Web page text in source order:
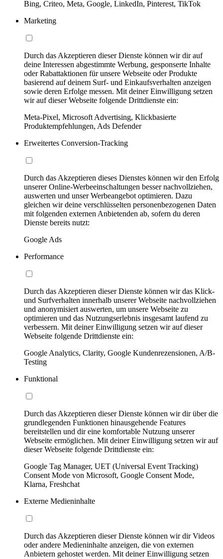
Bing, Criteo, Meta, Google, LinkedIn, Pinterest, TikTok
Marketing
Durch das Akzeptieren dieser Dienste können wir dir auf
deine Interessen abgestimmte Werbung, gesponserte Inhalte
oder Rabattaktionen für unsere Webseite oder Produkte
basierend auf deinem Surf- und Einkaufsverhalten anzeigen
sowie deren Erfolge messen. Mit deiner Einwilligung setzen
wir auf dieser Webseite folgende Drittdienste ein:
Meta-Pixel, Microsoft Advertising, Klickbasierte
Produktempfehlungen, Ads Defender
Erweitertes Conversion-Tracking
Durch das Akzeptieren dieses Dienstes können wir den Erfolg
unserer Online-Werbeeinschaltungen besser nachvollziehen,
auswerten und unser Werbeangebot optimieren. Dazu
gleichen wir deine verschlüsselten personenbezogenen Daten
mit folgenden externen Anbietenden ab, sofern du deren
Dienste bereits nutzt:
Google Ads
Performance
Durch das Akzeptieren dieser Dienste können wir das Klick-
und Surfverhalten innerhalb unserer Webseite nachvollziehen
und anonymisiert auswerten, um unsere Webseite zu
optimieren und das Nutzungserlebnis insgesamt laufend zu
verbessern. Mit deiner Einwilligung setzen wir auf dieser
Webseite folgende Drittdienste ein:
Google Analytics, Clarity, Google Kundenrezensionen, A/B-
Testing
Funktional
Durch das Akzeptieren dieser Dienste können wir dir über die
grundlegenden Funktionen hinausgehende Features
bereitstellen und dir eine komfortable Nutzung unserer
Webseite ermöglichen. Mit deiner Einwilligung setzen wir auf
dieser Webseite folgende Drittdienste ein:
Google Tag Manager, UET (Universal Event Tracking)
Consent Mode von Microsoft, Google Consent Mode,
Klarna, Freshchat
Externe Medieninhalte
Durch das Akzeptieren dieser Dienste können wir dir Videos
oder andere Medieninhalte anzeigen, die von externen
Anbietern gehostet werden. Mit deiner Einwilligung setzen